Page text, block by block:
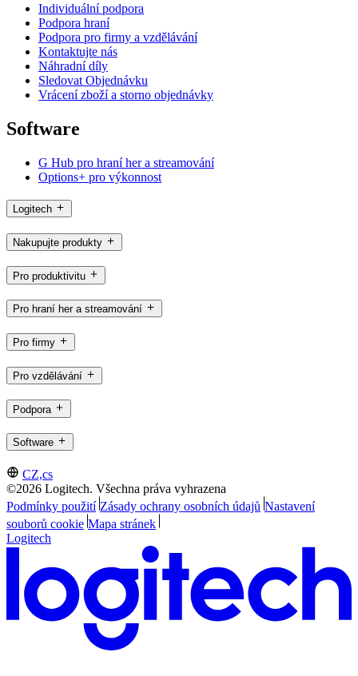
Individuální podpora
Podpora hraní
Podpora pro firmy a vzdělávání
Kontaktujte nás
Náhradní díly
Sledovat Objednávku
Vrácení zboží a storno objednávky
Software
G Hub pro hraní her a streamování
Options+ pro výkonnost
Logitech
Nakupujte produkty
Pro produktivitu
Pro hraní her a streamování
Pro firmy
Pro vzdělávání
Podpora
Software
CZ,cs
©2026 Logitech. Všechna práva vyhrazena
Podmínky použití Zásady ochrany osobních údajů Nastavení
souborů cookie Mapa stránek
Logitech